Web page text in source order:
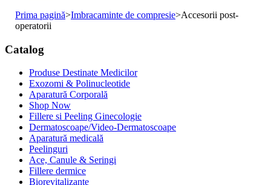
Prima pagină>Imbracaminte de compresie>Accesorii post-
operatorii
Catalog
Produse Destinate Medicilor
Exozomi & Polinucleotide
Aparatură Corporală
Shop Now
Fillere si Peeling Ginecologie
Dermatoscoape/Video-Dermatoscoape
Aparatură medicală
Peelinguri
Ace, Canule & Seringi
Fillere dermice
Biorevitalizante